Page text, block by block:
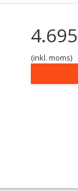
(inkl. moms)